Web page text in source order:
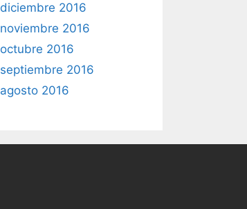
diciembre 2016
noviembre 2016
octubre 2016
septiembre 2016
agosto 2016